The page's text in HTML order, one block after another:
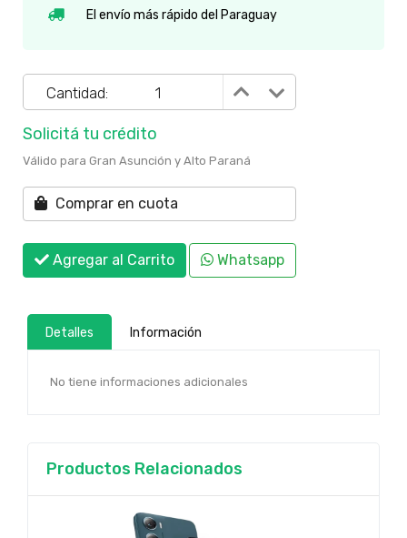
El envío más rápido del Paraguay
Cantidad:
Solicitá tu crédito
Válido para Gran Asunción y Alto Paraná
Comprar en cuota
Agregar al Carrito Whatsapp
Detalles Información
No tiene informaciones adicionales
Productos Relacionados